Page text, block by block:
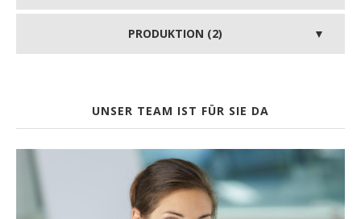
PRODUKTION (2)
UNSER TEAM IST FÜR SIE DA